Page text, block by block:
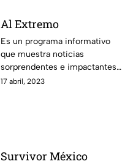
Al Extremo
Es un programa informativo
que muestra noticias
sorprendentes e impactantes
alrededor del mundo, además
17 abril, 2023
Survivor México